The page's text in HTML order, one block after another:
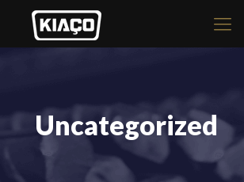
Uncategorized